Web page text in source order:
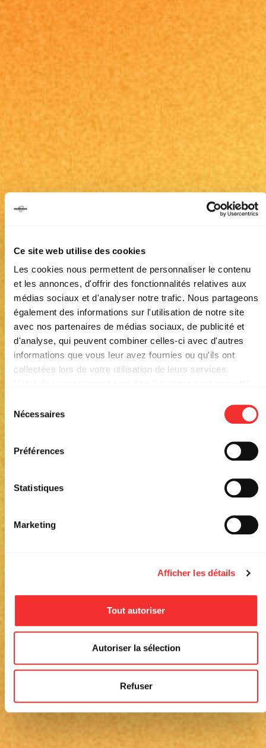
Ce site web utilise des cookies
Les cookies nous permettent de personnaliser le contenu
et les annonces, d'offrir des fonctionnalités relatives aux
médias sociaux et d'analyser notre trafic. Nous partageons
également des informations sur l'utilisation de notre site
avec nos partenaires de médias sociaux, de publicité et
d'analyse, qui peuvent combiner celles-ci avec d'autres
informations que vous leur avez fournies ou qu'ils ont
collectées lors de votre utilisation de leurs services.
Nécessaires
Préférences
Statistiques
Marketing
Afficher les détails
Tout autoriser
Autoriser la sélection
Refuser
SUMMMER STAGE (FÊTE
YOUTHIE, DUBANKO,
OP.16, YOR, JOUBE &
TŌTĀL MÅKĄK